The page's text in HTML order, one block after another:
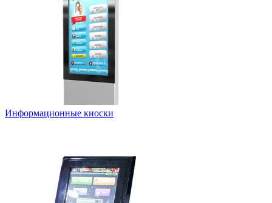
Информационные киоски